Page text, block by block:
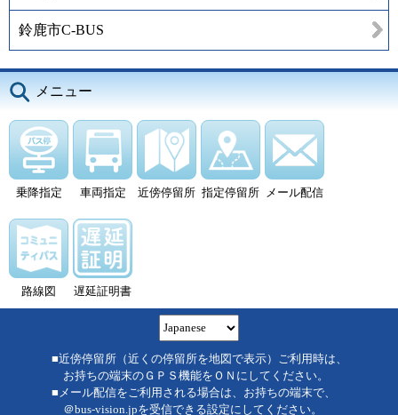
鈴鹿市C-BUS
メニュー
乗降指定 車両指定 近傍停留所 指定停留所 メール配信
路線図 遅延証明書
■近傍停留所（近くの停留所を地図で表示）ご利用時は、
お持ちの端末のＧＰＳ機能をＯＮにしてください。
■メール配信をご利用される場合は、お持ちの端末で、
＠bus-vision.jpを受信できる設定にしてください。